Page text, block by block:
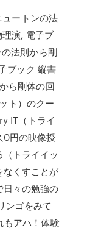
ートンの法
演, 電子ブ
法則から剛
ブック 縦書
ら剛体の回
ト）のクー
IT（トライ
0円の映像授
トライイッ
なくすことが
日々の勉強の
ンゴをみて
もアハ！体験